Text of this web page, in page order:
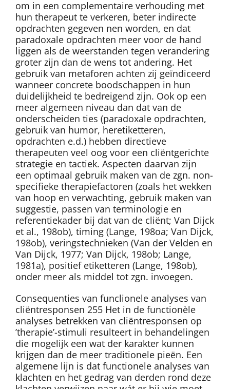
om in een complementaire verhouding met
hun therapeut te verkeren, beter indirecte
opdrachten gegeven nen worden, en dat
paradoxale opdrachten meer voor de hand
liggen als de weerstanden tegen verandering
groter zijn dan de wens tot andering. Het
gebruik van metaforen achten zij geïndiceerd
wanneer concrete boodschappen in hun
duidelijkheid te bedreigend zijn. Ook op een
meer algemeen niveau dan dat van de
onderscheiden ties (paradoxale opdrachten,
gebruik van humor, heretiketteren,
opdrachten e.d.) hebben directieve
therapeuten veel oog voor een cliëntgerichte
strategie en tactiek. Aspecten daarvan zijn
een optimaal gebruik maken van de zgn. non-
specifieke therapiefactoren (zoals het wekken
van hoop en verwachting, gebruik maken van
suggestie, passen van terminologie en
referentiekader bij dat van de cliënt; Van Dijck
et al., 198ob), timing (Lange, 198oa; Van Dijck,
198ob), veringstechnieken (Van der Velden en
Van Dijck, 1977; Van Dijck, 198ob; Lange,
1981a), positief etiketteren (Lange, 198ob),
onder meer als middel tot zgn. invoegen.
Consequenties van funclionele analyses van
cliëntresponsen 255 Het in de functionèle
analyses betrekken van cliëntresponsen op
’therapie’-stimuli resulteert in behandelingen
die mogelijk een wat der karakter kunnen
krijgen dan de meer traditionele pieën. Een
algemene lijn is dat functionele analyses van
klachten en het gedrag van derden rond deze